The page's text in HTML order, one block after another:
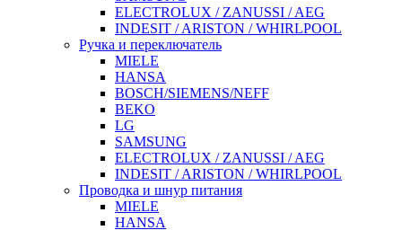
ELECTROLUX / ZANUSSI / AEG
INDESIT / ARISTON / WHIRLPOOL
Ручка и переключатель
MIELE
HANSA
BOSCH/SIEMENS/NEFF
BEKO
LG
SAMSUNG
ELECTROLUX / ZANUSSI / AEG
INDESIT / ARISTON / WHIRLPOOL
Проводка и шнур питания
MIELE
HANSA